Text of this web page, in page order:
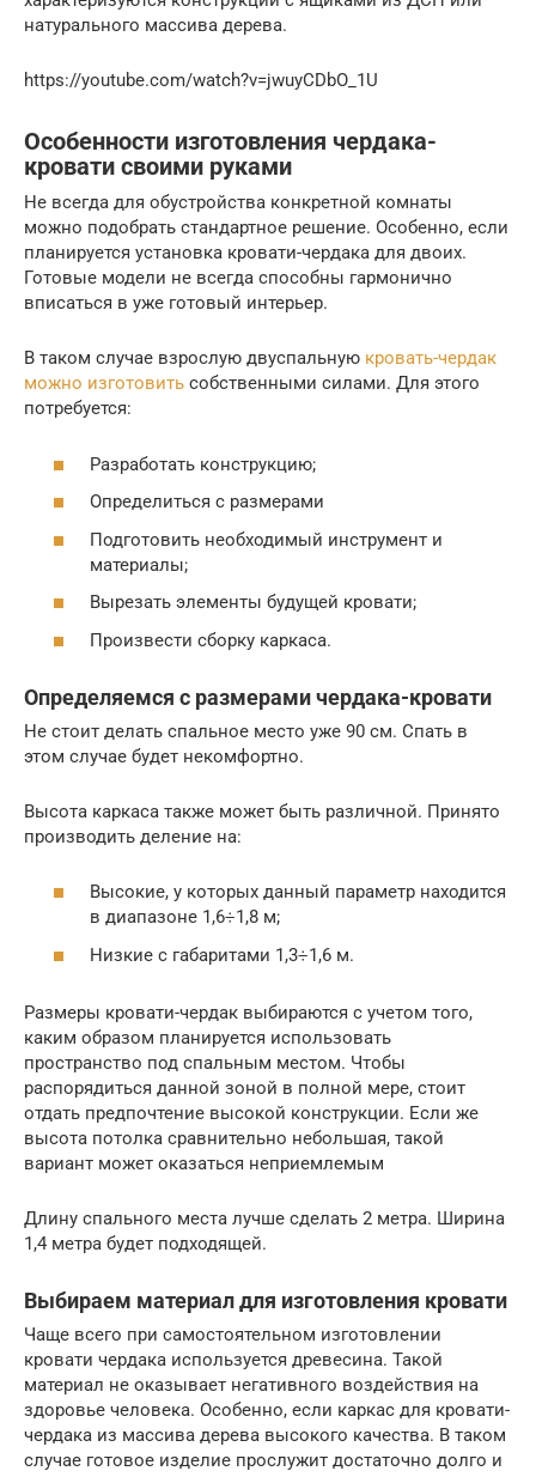
натурального массива дерева.
https://youtube.com/watch?v=jwuyCDbO_1U
Особенности изготовления чердака-
кровати своими руками
Не всегда для обустройства конкретной комнаты
можно подобрать стандартное решение. Особенно, если
планируется установка кровати-чердака для двоих.
Готовые модели не всегда способны гармонично
вписаться в уже готовый интерьер.
В таком случае взрослую двуспальную кровать-чердак
можно изготовить собственными силами. Для этого
потребуется:
Разработать конструкцию;
Определиться с размерами
Подготовить необходимый инструмент и
материалы;
Вырезать элементы будущей кровати;
Произвести сборку каркаса.
Определяемся с размерами чердака-кровати
Не стоит делать спальное место уже 90 см. Спать в
этом случае будет некомфортно.
Высота каркаса также может быть различной. Принято
производить деление на:
Высокие, у которых данный параметр находится
в диапазоне 1,6÷1,8 м;
Низкие с габаритами 1,3÷1,6 м.
Размеры кровати-чердак выбираются с учетом того,
каким образом планируется использовать
пространство под спальным местом. Чтобы
распорядиться данной зоной в полной мере, стоит
отдать предпочтение высокой конструкции. Если же
высота потолка сравнительно небольшая, такой
вариант может оказаться неприемлемым
Длину спального места лучше сделать 2 метра. Ширина
1,4 метра будет подходящей.
Выбираем материал для изготовления кровати
Чаще всего при самостоятельном изготовлении
кровати чердака используется древесина. Такой
материал не оказывает негативного воздействия на
здоровье человека. Особенно, если каркас для кровати-
чердака из массива дерева высокого качества. В таком
случае готовое изделие прослужит достаточно долго и